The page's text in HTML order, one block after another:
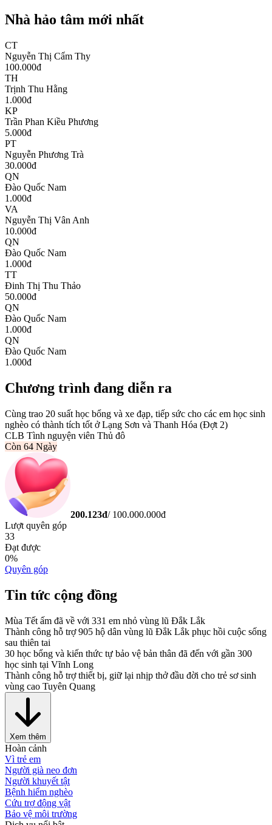
Nhà hảo tâm mới nhất
CT
Nguyễn Thị Cẩm Thy
100.000đ
TH
Trịnh Thu Hằng
1.000đ
KP
Trần Phan Kiều Phương
5.000đ
PT
Nguyễn Phương Trà
30.000đ
QN
Đào Quốc Nam
1.000đ
VA
Nguyễn Thị Vân Anh
10.000đ
QN
Đào Quốc Nam
1.000đ
TT
Đinh Thị Thu Thảo
50.000đ
QN
Đào Quốc Nam
1.000đ
QN
Đào Quốc Nam
1.000đ
Chương trình đang diễn ra
Cùng trao 20 suất học bổng và xe đạp, tiếp sức cho các em học sinh
nghèo có thành tích tốt ở Lạng Sơn và Thanh Hóa (Đợt 2)
CLB Tình nguyện viên Thủ đô
Còn 64 Ngày
200.123đ/ 100.000.000đ
Lượt quyên góp
33
Đạt được
0%
Quyên góp
Tin tức cộng đồng
Mùa Tết ấm đã về với 331 em nhỏ vùng lũ Đắk Lắk
Thành công hỗ trợ 905 hộ dân vùng lũ Đắk Lắk phục hồi cuộc sống
sau thiên tai
30 học bổng và kiến thức tự bảo vệ bản thân đã đến với gần 300
học sinh tại Vĩnh Long
Thành công hỗ trợ thiết bị, giữ lại nhịp thở đầu đời cho trẻ sơ sinh
vùng cao Tuyên Quang
Xem thêm
Hoàn cảnh
Vì trẻ em
Người già neo đơn
Người khuyết tật
Bệnh hiểm nghèo
Cứu trợ động vật
Bảo vệ môi trường